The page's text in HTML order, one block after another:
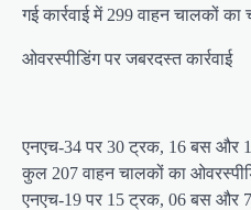
गई कार्रवाई में 299 वाहन चालकों का
ओवरस्पीडिंग पर जबरदस्त कार्रवाई
एनएच-34 पर 30 ट्रक, 16 बस और
कुल 207 वाहन चालकों का
एनएच-19 पर 15 ट्रक, 06 बस और